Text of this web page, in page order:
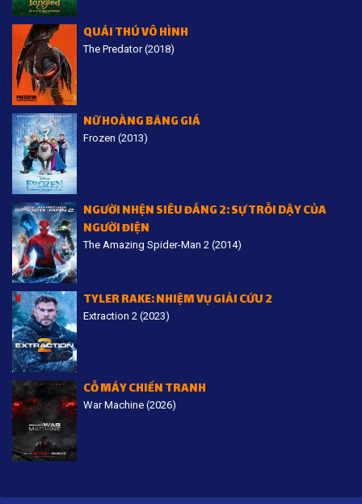
QUÁI THÚ VÔ HÌNH
The Predator (2018)
NỮ HOÀNG BĂNG GIÁ
Frozen (2013)
NGƯỜI NHỆN SIÊU ĐẲNG 2: SỰ TRỖI DẬY CỦA
NGƯỜI ĐIỆN
The Amazing Spider-Man 2 (2014)
TYLER RAKE: NHIỆM VỤ GIẢI CỨU 2
Extraction 2 (2023)
CỖ MÁY CHIẾN TRANH
War Machine (2026)